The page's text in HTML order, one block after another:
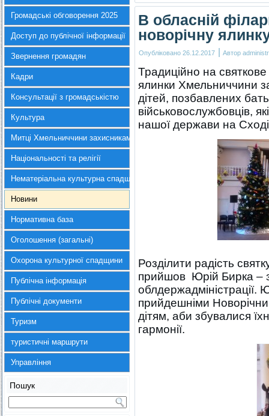
Громадські обговорення 2025
Доступ до публічної інформації
Звернення громадян
Кадри
Консультації з громадськістю
Культура
Митці Хмельниччини захисникам України
Національності та релігії
Нематеріальна культурна спадщина
Новини
Нормативна база
Оголошення (загальні)
Охорона культурної спадщини
Публічна інформація
Публічні документи
Туризм
туристичні маршрути
Управління
Пошук
В обласній
новорічну
Опубліковано 26.12.2017 | Автор
Традиційно на святкове
ялинки Хмельниччини
дітей, позбавлених
військовослужбовців,
нашої держави на
Розділити радість
прийшов Юрій Бирка –
облдержадміністрації.
прийдешніми
дітям, аби збувалися
гармонії.